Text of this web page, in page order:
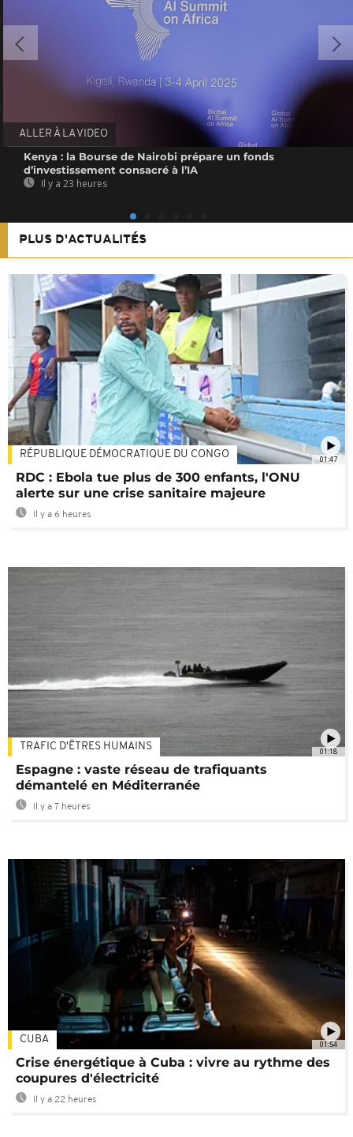
ALLER À LA VIDEO
Kenya : la Bourse de Nairobi prépare un fonds
d’investissement consacré à l’IA
Il y a 23 heures
PLUS D'ACTUALITÉS
01:47
RÉPUBLIQUE DÉMOCRATIQUE DU CONGO
RDC : Ebola tue plus de 300 enfants, l'ONU
alerte sur une crise sanitaire majeure
Il y a 6 heures
01:18
TRAFIC D'ÊTRES HUMAINS
Espagne : vaste réseau de trafiquants
démantelé en Méditerranée
Il y a 7 heures
01:54
CUBA
Crise énergétique à Cuba : vivre au rythme des
coupures d'électricité
Il y a 22 heures